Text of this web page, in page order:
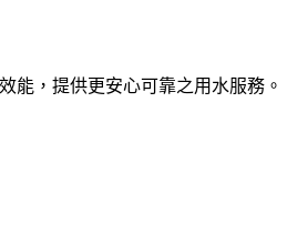
能，提供更安心可靠之用水服務。